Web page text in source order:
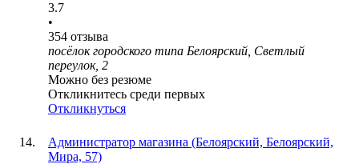
3.7
•
354 отзыва
посёлок городского типа Белоярский, Светлый
переулок, 2
Можно без резюме
Откликнитесь среди первых
Откликнуться
Администратор магазина (Белоярский, Белоярский,
Мира, 57)